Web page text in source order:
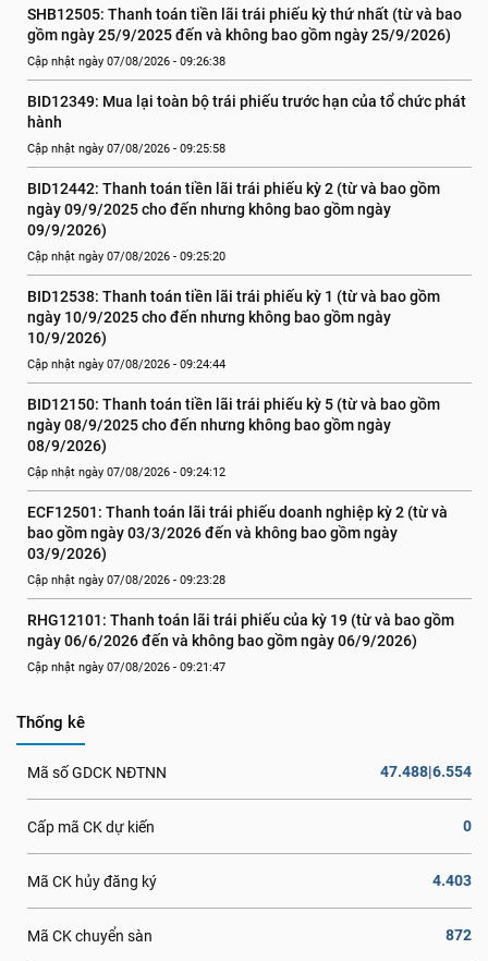
SHB12505: Thanh toán tiền lãi trái phiếu kỳ thứ nhất (từ và bao
gồm ngày 25/9/2025 đến và không bao gồm ngày 25/9/2026)
Cập nhật ngày 07/08/2026 - 09:26:38
BID12349: Mua lại toàn bộ trái phiếu trước hạn của tổ chức phát
hành
Cập nhật ngày 07/08/2026 - 09:25:58
BID12442: Thanh toán tiền lãi trái phiếu kỳ 2 (từ và bao gồm
ngày 09/9/2025 cho đến nhưng không bao gồm ngày
09/9/2026)
Cập nhật ngày 07/08/2026 - 09:25:20
BID12538: Thanh toán tiền lãi trái phiếu kỳ 1 (từ và bao gồm
ngày 10/9/2025 cho đến nhưng không bao gồm ngày
10/9/2026)
Cập nhật ngày 07/08/2026 - 09:24:44
BID12150: Thanh toán tiền lãi trái phiếu kỳ 5 (từ và bao gồm
ngày 08/9/2025 cho đến nhưng không bao gồm ngày
08/9/2026)
Cập nhật ngày 07/08/2026 - 09:24:12
ECF12501: Thanh toán lãi trái phiếu doanh nghiệp kỳ 2 (từ và
bao gồm ngày 03/3/2026 đến và không bao gồm ngày
03/9/2026)
Cập nhật ngày 07/08/2026 - 09:23:28
RHG12101: Thanh toán lãi trái phiếu của kỳ 19 (từ và bao gồm
ngày 06/6/2026 đến và không bao gồm ngày 06/9/2026)
Cập nhật ngày 07/08/2026 - 09:21:47
Thống kê
Mã số GDCK NĐTNN 47.488|6.554
Cấp mã CK dự kiến 0
Mã CK hủy đăng ký 4.403
Mã CK chuyển sàn 872